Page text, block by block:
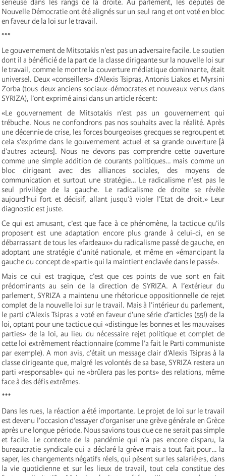
sérieuse dans les rangs de la droite. Au parlement, les députés de
Nouvelle Démocratie ont été alignés sur un seul rang et ont voté en bloc
en faveur de la loi sur le travail.
***
Le gouvernement de Mitsotakis n’est pas un adversaire facile. Le soutien
dont il a bénéficié de la part de la classe dirigeante sur la nouvelle loi sur
le travail, comme le montre la couverture médiatique dominnante, était
universel. Deux «conseillers» d’Alexis Tsipras, Antonis Liakos et Myrsini
Zorba (tous deux anciens sociaux-démocrates et nouveaux venus dans
SYRIZA), l’ont exprimé ainsi dans un article récent:
«Le gouvernement de Mitsotakis n’est pas un gouvernement qui
trébuche. Nous ne confondrons pas nos souhaits avec la réalité. Après
une décennie de crise, les forces bourgeoises grecques se regroupent et
cela s’exprime dans le gouvernement actuel et sa grande ouverture [à
d’autres acteurs]. Nous ne devons pas comprendre cette ouverture
comme une simple addition de courants politiques… mais comme un
bloc dirigeant avec des alliances sociales, des moyens de
communication et surtout une stratégie… Le radicalisme n’est pas le
seul privilège de la gauche. Le radicalisme de droite se révèle
aujourd’hui fort et décisif, allant jusqu’à violer l’Etat de droit.» Leur
diagnostic est juste.
Ce qui est amusant, c’est que face à ce phénomène, la tactique qu’ils
proposent est une adaptation encore plus grande à celui-ci, en se
débarrassant de tous les «fardeaux» du radicalisme passé de gauche, en
adoptant une stratégie d’unité nationale, et même en «émancipant la
gauche du concept de «parti» qui la maintient enclavée dans le passé».
Mais ce qui est tragique, c’est que ces points de vue sont en fait
prédominants au sein de la direction de SYRIZA. A l’extérieur du
parlement, SYRIZA a maintenu une rhétorique oppositionnelle de rejet
complet de la nouvelle loi sur le travail. Mais à l’intérieur du parlement,
le parti d’Alexis Tsipras a voté en faveur d’une série d’articles (55!) de la
loi, optant pour une tactique qui «distingue les bonnes et les mauvaises
parties» de la loi, au lieu du nécessaire rejet politique et complet de
cette loi extrêmement réactionnaire (comme l’a fait le Parti communiste
par exemple). A mon avis, c’était un message clair d’Alexis Tsipras à la
classe dirigeante que, malgré les volontés de sa base, SYRIZA restera un
parti «responsable» qui ne «brûlera pas les ponts» des relations, même
face à des défis extrêmes.
***
Dans les rues, la réaction a été importante. Le projet de loi sur le travail
est devenu l’occasion d’essayer d’organiser une grève générale en Grèce
après une longue période. Nous savions tous que ce ne serait pas simple
et facile. Le contexte de la pandémie qui n’a pas encore disparu, la
bureaucratie syndicale qui a déclaré la grève mais a tout fait pour… la
saper, les changements négatifs réels, qui pèsent sur les salarié·e·s, dans
la vie quotidienne et sur les lieux de travail, tout cela constitue des